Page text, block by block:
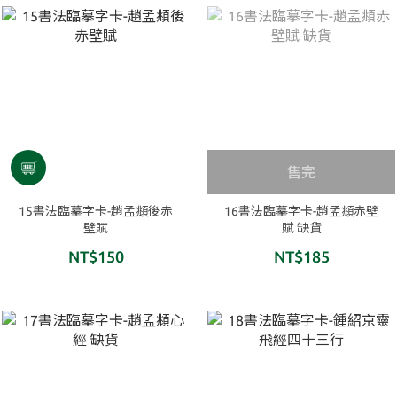
15書法臨摹字卡-趙孟頫後赤
壁賦
NT$150
售完
16書法臨摹字卡-趙孟頫赤壁
賦 缺貨
NT$185